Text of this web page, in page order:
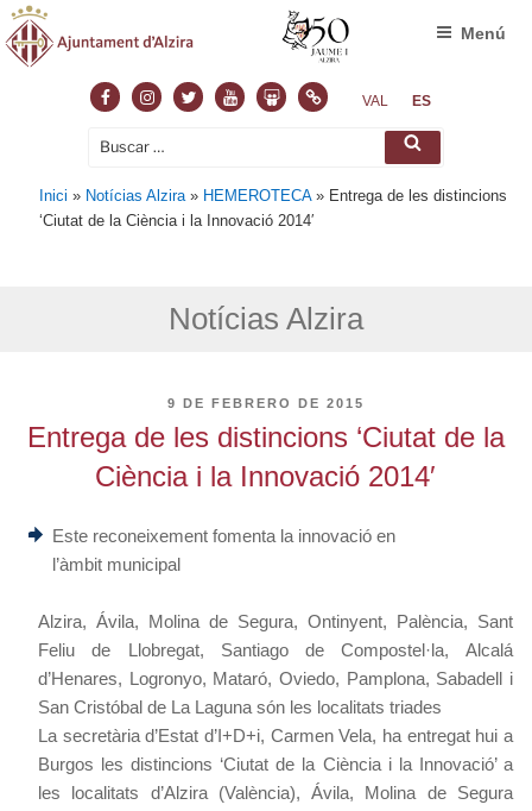
FacebookInstagram
TwitterYoutubeSlideshare
NormasVAL ES
Buscar
Buscar
Menú
Inici » Notícias Alzira » HEMEROTECA» Entrega de les distincions
‘Ciutat de la Ciència i la Innovació 2014′
Notícias Alzira
PUBLICADO
9 DE FEBRERO DE 2015
Entrega de les distincions ‘Ciutat de la
Ciència i la Innovació 2014′
Este reconeixement fomenta la innovació en
l’àmbit municipal
Alzira, Ávila, Molina de Segura, Ontinyent, Palència, Sant
Feliu de Llobregat, Santiago de Compostel·la, Alcalá
d’Henares, Logronyo, Mataró, Oviedo, Pamplona, Sabadell i
San Cristóbal de La Laguna són les localitats triades
La secretària d’Estat d’I+D+i, Carmen Vela, ha entregat hui a
Burgos les distincions ‘Ciutat de la Ciència i la Innovació’ a
les localitats d’Alzira (València), Ávila, Molina de Segura